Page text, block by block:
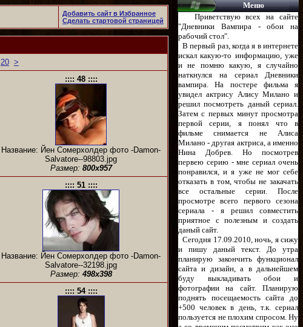
Добавить сайт в Избранное
Сделать стартовой страницей
20 >
:::: 48 ::::
Название: Йен Сомерхолдер фото -Damon-
Salvatore--98803.jpg
Размер: 800x957
:::: 51 ::::
Название: Йен Сомерхолдер фото -Damon-
Salvatore--32198.jpg
Размер: 498x398
:::: 54 ::::
Меню
Приветствую всех на сайте
"Дневники Вампира - обои на
рабочий стол".
В первый раз, когда я в интернете
искал какую-то информацию, уже
и не помню какую, я случайно
наткнулся на сериал Дневники
вампира. На постере фильма я
увидел актрису Алису Милано и
решил посмотреть даный сериал.
Затем с первых минут просмотра
первой серии, я понял что в
фильме снимается не Алиса
Милано - другая актриса, а именно
Нина Добрев. Но посмотрев
первею серию - мне сериал очень
понравился, и я уже не мог себе
отказать в том, чтобы не закачать
все остальные серии. После
просмотре всего первого сезона
сериала - я решил совместить
приятное с полезным и создать
даный сайт.
Сегодня 17.09.2010, ночь, я сижу
и пишу даный текст. До утра
планирую закончить функционал
сайта и дизайн, а в дальнейшем
буду выкладивать обои и
фотографии на сайт. Планирую
поднять посещаемость сайта до
+500 человек в день, т.к. сериал
пользуется не плохим спросом. Ну